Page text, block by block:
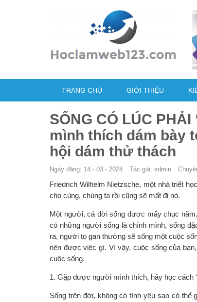
TRANG CHỦ GIỚI THIỆU
SỐNG CÓ LÚC
mình thích dám bày
hội dám thử thách
Ngày đăng: 14 - 03 - 2024 Tác giả: admin
Friedrich Wilhelm Nietzsche, một nhà triết
cho cùng, chúng ta rồi cũng sẽ mất đi nó.
Một người, cả đời sống được mấy chục
có những người sống là chính mình, sống
ra, người to gan thường sẽ sống một cuộc
nên được việc gì. Vì vậy, cuộc sống của
cuộc sống.
1. Gặp được người mình thích, hãy học cách
Sống trên đời, không có tình yêu sao có thể